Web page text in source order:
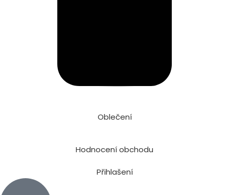
Oblečení
Hodnocení obchodu
Přihlašení